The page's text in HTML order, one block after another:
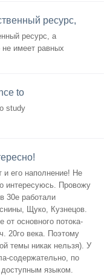
ресурс,
ресурс, а
не имеет равных
to
study
и его наполнение! Не
интересуюсь. Провожу
30е работали
Щуко, Кузнецов.
от основного потока-
20го века. Поэтому
темы никак нельзя). У
содержательно, по
языком.